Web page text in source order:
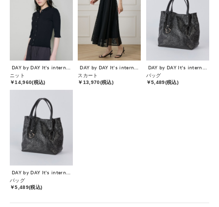
ニット
￥14,960(税込)
スカート
￥13,970(税込)
バッグ
￥5,489(税込)
バッグ
￥5,489(税込)